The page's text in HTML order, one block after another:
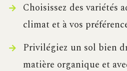
Choisissez des variétés
climat et à vos
Privilégiez un sol bien
matière organique et